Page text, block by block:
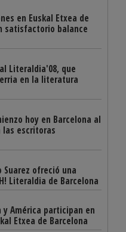
en Euskal Etxea de
satisfactorio balance
Literaldia'08, que
en la literatura
hoy en Barcelona al
las escritoras
ofreció una
Literaldia de Barcelona
y América participan en
Etxea de Barcelona